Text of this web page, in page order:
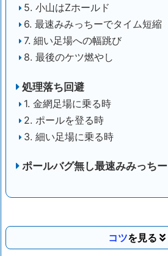
5. 小山はZホールド
6. 最速みみっちーでタイム短縮
7. 細い足場への幅跳び
8. 最後のケツ燃やし
処理落ち回避
1. 金網足場に乗る時
2. ポールを登る時
3. 細い足場に乗る時
ポールバグ無し最速みみっちー
コツ